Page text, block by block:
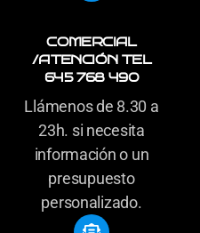
COMERCIAL
/ATENCIÓN TEL
645 768 490
Llámenos de 8.30 a
23h. si necesita
información o un
presupuesto
personalizado.